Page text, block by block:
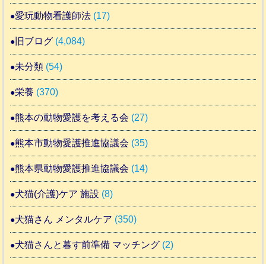
愛玩動物看護師法 (17)
旧ブログ (4,084)
未分類 (54)
栄養 (370)
熊本の動物愛護を考える会 (27)
熊本市動物愛護推進協議会 (35)
熊本県動物愛護推進協議会 (14)
犬猫(介護)ケア 施設 (8)
犬猫さん メンタルケア (350)
犬猫さんと暮す前準備 マッチング (2)